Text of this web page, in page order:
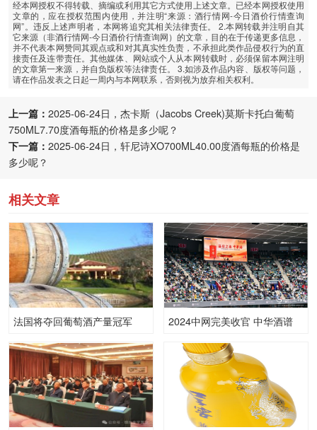
经本网授权不得转载、摘编或利用其它方式使用上述文章。已经本网授权使用
文章的，应在授权范围内使用，并注明“来源：酒行情网-今日酒价行情查询
网”。违反上述声明者，本网将追究其相关法律责任。 2.本网转载并注明自其
它来源（非酒行情网-今日酒价行情查询网）的文章，目的在于传递更多信息，
并不代表本网赞同其观点或和对其真实性负责，不承担此类作品侵权行为的直
接责任及连带责任。其他媒体、网站或个人从本网转载时，必须保留本网注明
的文章第一来源，并自负版权等法律责任。 3.如涉及作品内容、版权等问题，
请在作品发表之日起一周内与本网联系，否则视为放弃相关权利。
上一篇： 2025-06-24日，杰卡斯（Jacobs Creek)莫斯卡托白葡萄
750ML7.70度酒每瓶的价格是多少呢？
下一篇： 2025-06-24日，轩尼诗XO700ML40.00度酒每瓶的价格是
多少呢？
相关文章
法国将夺回葡萄酒产量冠军
2024中网完美收官 中华酒谱